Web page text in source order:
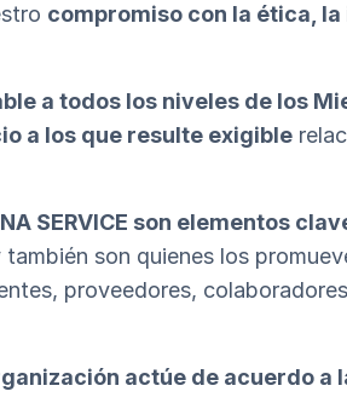
compromiso con la ética,
a todos los niveles de los
a los que resulte exigible
SERVICE son elementos
también son quienes los
proveedores,
actúe de acuerdo a